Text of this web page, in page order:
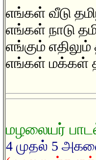
எங்கள் வீடு
எங்கள் நாடு
எங்கும் எதிலும்
எங்கள் மக்கள்
மழலையர்
4 முதல் 5